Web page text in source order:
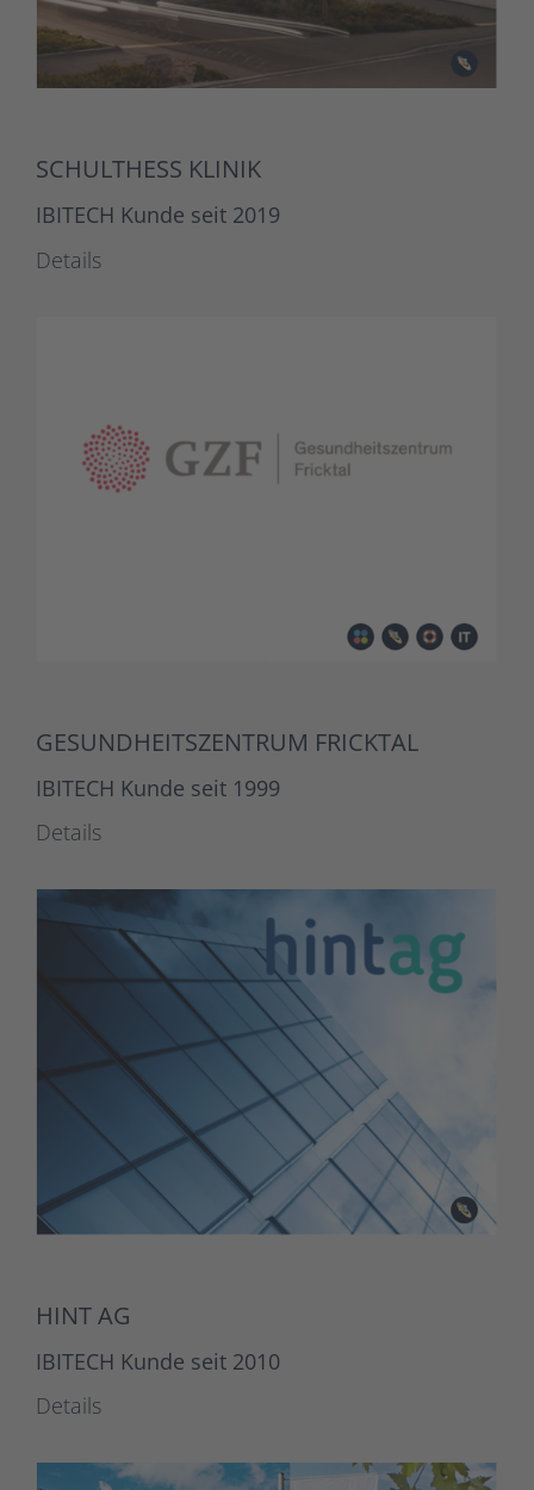
SCHULTHESS KLINIK
IBITECH Kunde seit 2019
Details
GESUNDHEITSZENTRUM FRICKTAL
IBITECH Kunde seit 1999
Details
HINT AG
IBITECH Kunde seit 2010
Details